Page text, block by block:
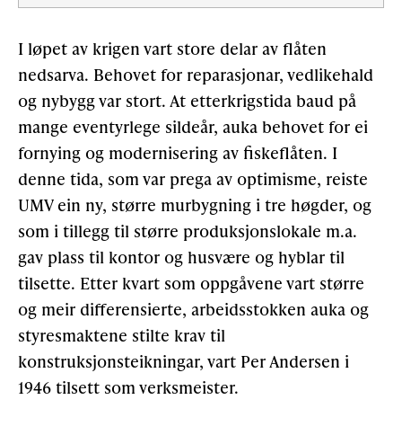
I løpet av krigen vart store delar av flåten
nedsarva. Behovet for reparasjonar, vedlikehald
og nybygg var stort. At etterkrigstida baud på
mange eventyrlege sildeår, auka behovet for ei
fornying og modernisering av fiskeflåten. I
denne tida, som var prega av optimisme, reiste
UMV ein ny, større murbygning i tre høgder, og
som i tillegg til større produksjonslokale m.a.
gav plass til kontor og husvære og hyblar til
tilsette. Etter kvart som oppgåvene vart større
og meir differensierte, arbeidsstokken auka og
styresmaktene stilte krav til
konstruksjonsteikningar, vart Per Andersen i
1946 tilsett som verksmeister.